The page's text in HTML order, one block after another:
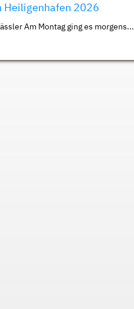
Heiligenhafen 2026
Am Montag ging es morgens...